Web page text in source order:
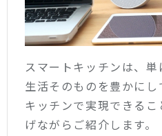
スマートキッチンは、単
生活そのものを豊かに
キッチンで実現できる
げながらご紹介します。